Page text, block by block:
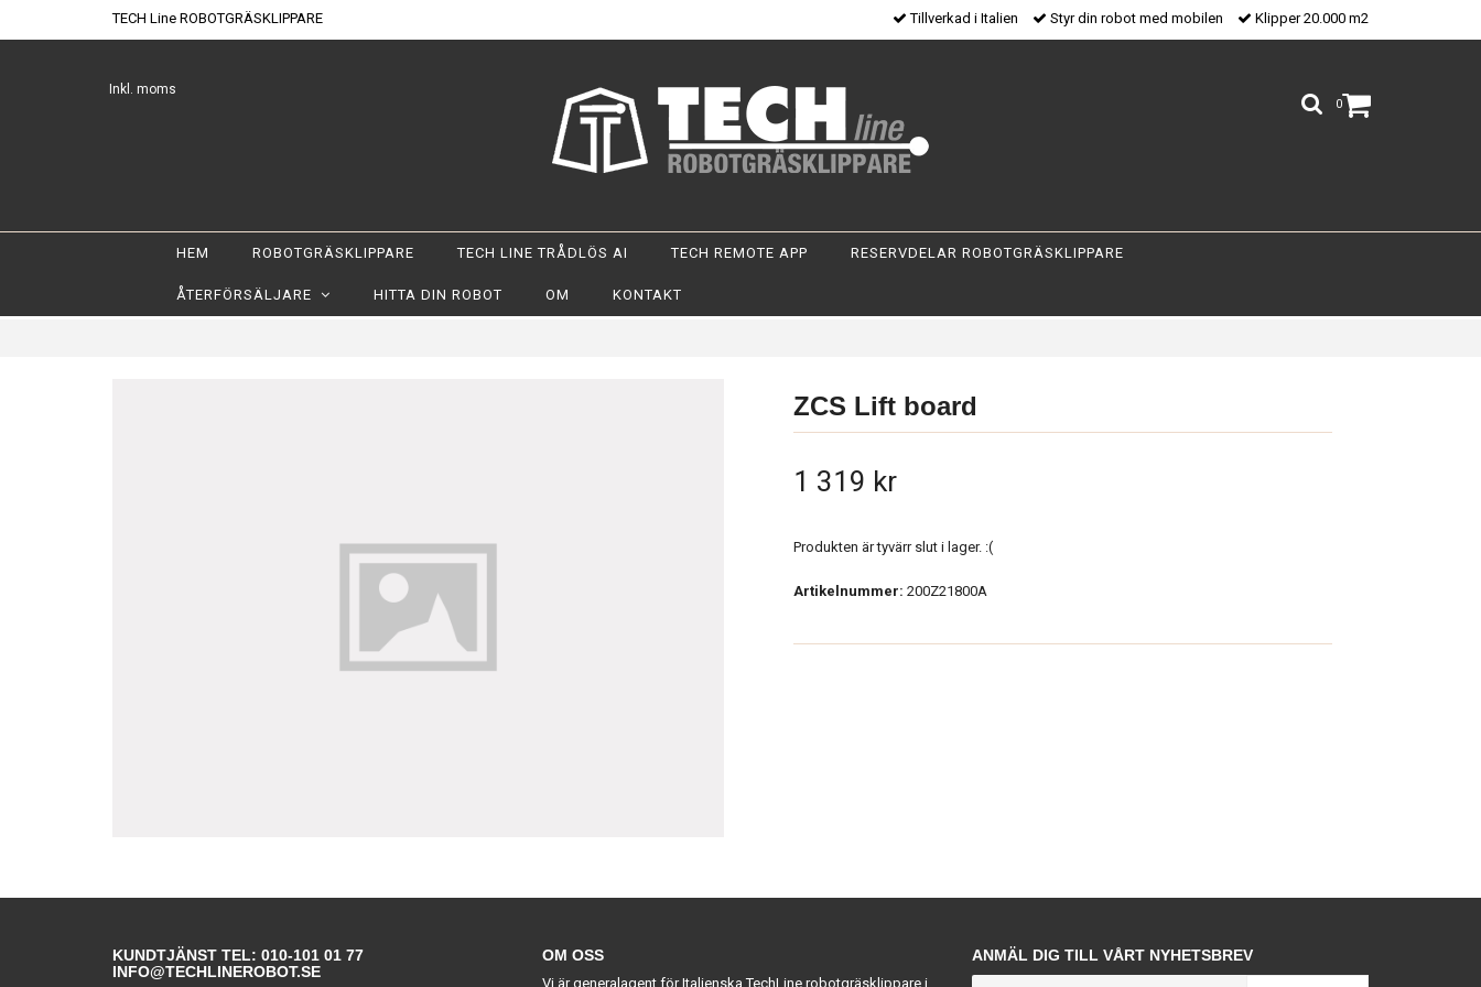
TECH Line ROBOTGRÄSKLIPPARE Tillverkad i Italien Styr din robot med mobilen Klipper 20.000 m2
0
Inkl. moms
HEM ROBOTGRÄSKLIPPARE TECH LINE TRÅDLÖS AI TECH REMOTE APP RESERVDELAR ROBOTGRÄSKLIPPARE
ÅTERFÖRSÄLJARE HITTA DIN ROBOT OM KONTAKT
ZCS Lift board
1 319 kr
Produkten är tyvärr slut i lager. :(
Artikelnummer: 200Z21800A
KUNDTJÄNST TEL: 010-101 01 77
INFO@TECHLINEROBOT.SE
OM OSS
Vi är generalagent för Italienska TechLine robotgräsklippare i
ANMÄL DIG TILL VÅRT NYHETSBREV